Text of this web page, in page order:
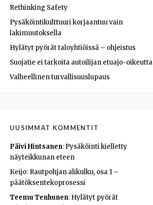
Rethinking Safety
Pysäköintikulttuuri korjaantuu vain
lakimuutoksella
Hylätyt pyörät taloyhtiöissä – ohjeistus
Suojatie ei tarkoita autoilijan etuajo-oikeutta
Valheellinen turvallisuuslupaus
UUSIMMAT KOMMENTIT
Päivi Hintsanen: Pysäköinti kielletty
näyteikkunan eteen
Keijo: Rautpohjan alikulku, osa 1 –
päätöksentekoprosessi
Teemu Tenhunen: Hylätyt pyörät